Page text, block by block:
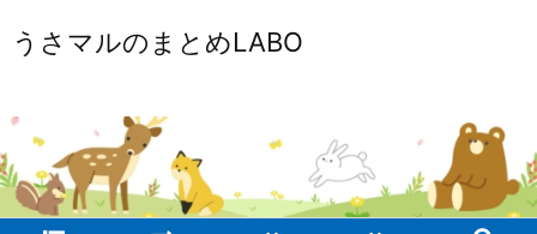
うさマルのまとめLABO